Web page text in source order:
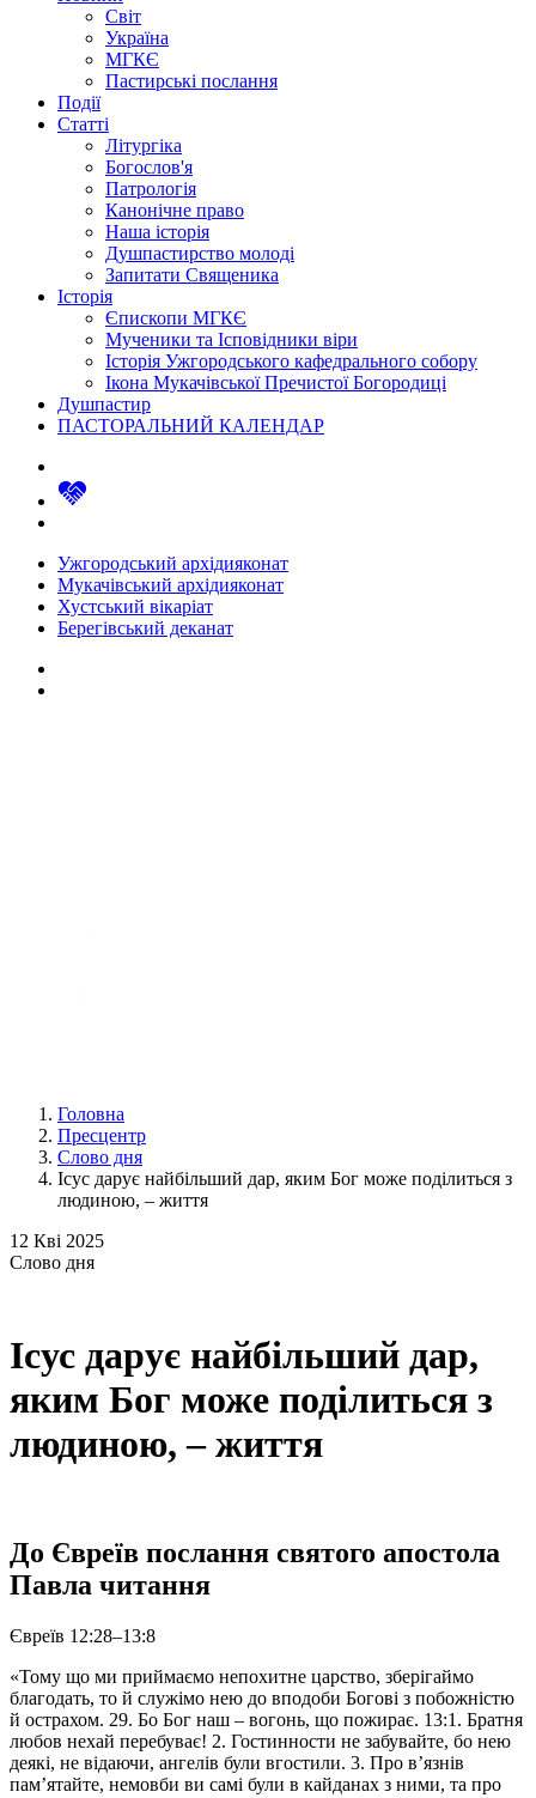
Світ
Україна
МГКЄ
Пастирські послання
Події
Статті
Літургіка
Богослов'я
Патрологія
Канонічне право
Наша історія
Душпастирство молоді
Запитати Священика
Історія
Єпископи МГКЄ
Мученики та Ісповідники віри
Історія Ужгородського кафедрального собору
Ікона Мукачівської Пречистої Богородиці
Душпастир
ПАСТОРАЛЬНИЙ КАЛЕНДАР
Ужгородський архідияконат
Мукачівський архідияконат
Хустський вікаріат
Берегівський деканат
Головна
Пресцентр
Слово дня
Ісус дарує найбільший дар, яким Бог може поділиться з
людиною, – життя
12 Кві 2025
Слово дня
Ісус дарує найбільший дар,
яким Бог може поділиться з
людиною, – життя
До Євреїв послання святого апостола
Павла читання
Євреїв 12:28–13:8
«Тому що ми приймаємо непохитне царство, зберігаймо
благодать, то й служімо нею до вподоби Богові з побожністю
й острахом. 29. Бо Бог наш – вогонь, що пожирає. 13:1. Братня
любов нехай перебуває! 2. Гостинности не забувайте, бо нею
деякі, не відаючи, ангелів були вгостили. 3. Про в’язнів
пам’ятайте, немовби ви самі були в кайданах з ними, та про